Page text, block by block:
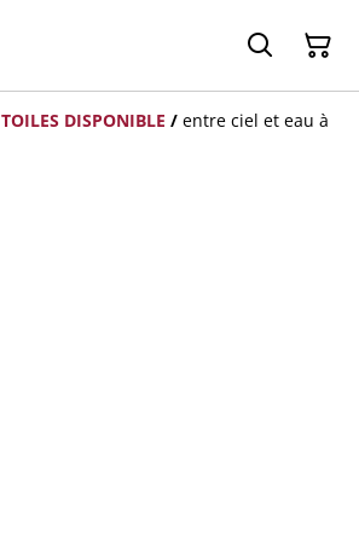
TOILES DISPONIBLE / entre ciel et eau à